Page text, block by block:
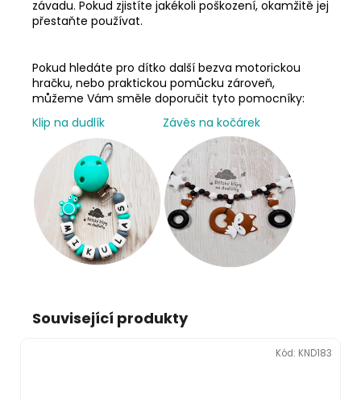
závadu. Pokud zjistíte jakékoli poškození, okamžitě jej
přestaňte používat.
Pokud hledáte pro dítko další bezva motorickou
hračku, nebo praktickou pomůcku zároveň,
můžeme Vám směle doporučit tyto pomocníky:
Klip na dudlík
Závěs na kočárek
Související produkty
Kód: KND183